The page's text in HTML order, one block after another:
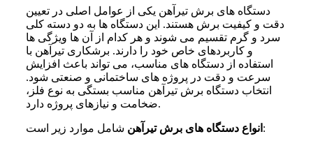
دستگاه‌ های برش تیرآهن یکی از عوامل اصلی در تعیین
دقت و کیفیت برش هستند. این دستگاه‌ ها به دو دسته کلی
سرد و گرم تقسیم می‌ شوند و هر کدام از آن‌ ها ویژگی‌ ها
و کاربردهای خاص خود را دارند. برشکاری تیرآهن با
استفاده از دستگاه‌ های مناسب، می‌ تواند باعث افزایش
سرعت و دقت در پروژه‌ های ساختمانی و صنعتی شود.
انتخاب دستگاه برش تیرآهن مناسب بستگی به نوع فلز،
ضخامت و نیازهای پروژه دارد.
انواع دستگاه های برش تیرآهن شامل موارد زیر است: